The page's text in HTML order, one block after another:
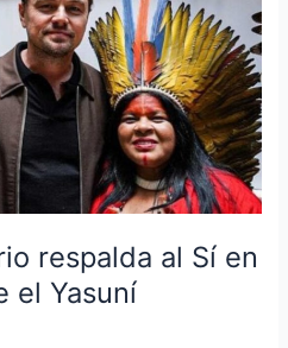
respalda al Sí en
el Yasuní